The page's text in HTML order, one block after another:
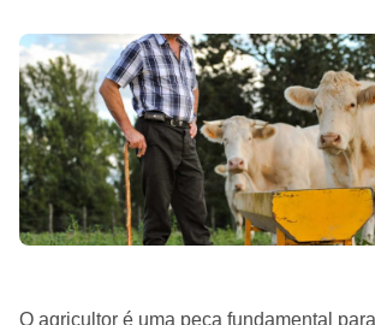
O agricultor é uma peça fundamental